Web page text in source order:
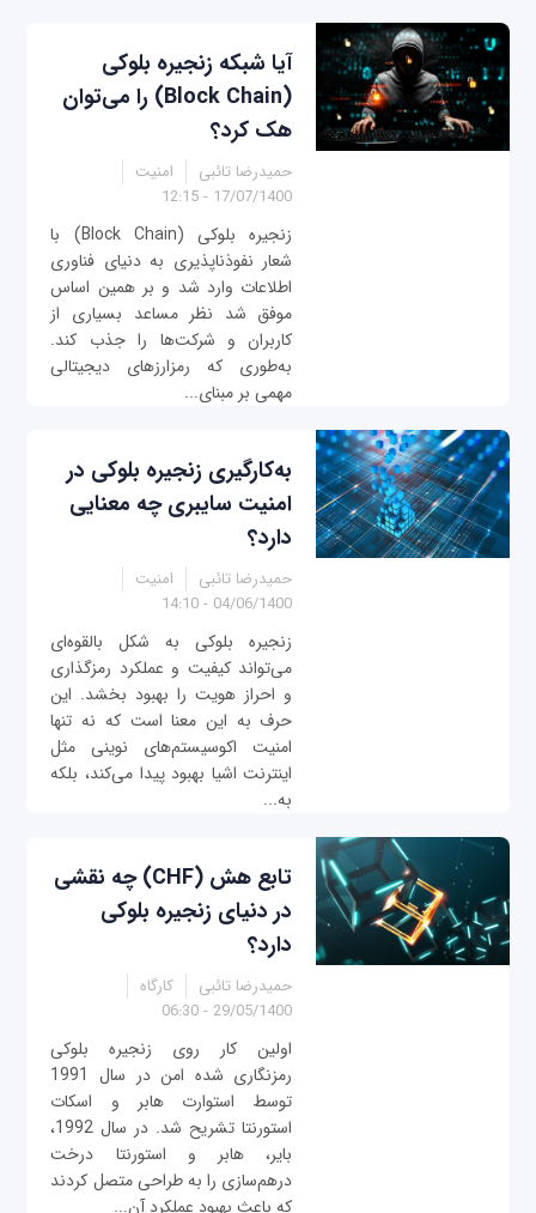
آیا شبکه زنجیره بلوکی
(Block Chain) را می‌توان
هک کرد؟
حمیدرضا تائبی
امنیت
17/07/1400 - 12:15
زنجیره بلوکی (Block Chain) با
شعار نفوذ‌ناپذیری به دنیای فناوری
اطلاعات وارد شد و بر همین اساس
موفق شد نظر مساعد بسیاری از
کاربران و شرکت‌ها را جذب کند.
به‌طوری که رمزارزهای دیجیتالی
مهمی بر مبنای...
به‌کارگیری زنجیره بلوکی در
امنیت سایبری چه معنایی
دارد؟
حمیدرضا تائبی
امنیت
04/06/1400 - 14:10
زنجیره بلوکی به شکل بالقوه‌ای
می‌تواند کیفیت و عملکرد رمزگذاری
و احراز هویت را بهبود بخشد. این
حرف به این معنا است که نه تنها
امنیت اکوسیستم‌های نوینی مثل
اینترنت اشیا بهبود پیدا می‌کند، بلکه
به...
تابع هش (CHF) چه نقشی
در دنیای زنجیره بلوکی
دارد؟
حمیدرضا تائبی
کارگاه
29/05/1400 - 06:30
اولین کار روی زنجیره بلوکی
رمزنگاری شده امن در سال 1991
توسط استوارت هابر و اسکات
استورنتا تشریح شد. در سال 1992،
بایر، هابر و استورنتا درخت
درهم‌سازی را به طراحی متصل کردند
که باعث بهبود عملکرد آن...